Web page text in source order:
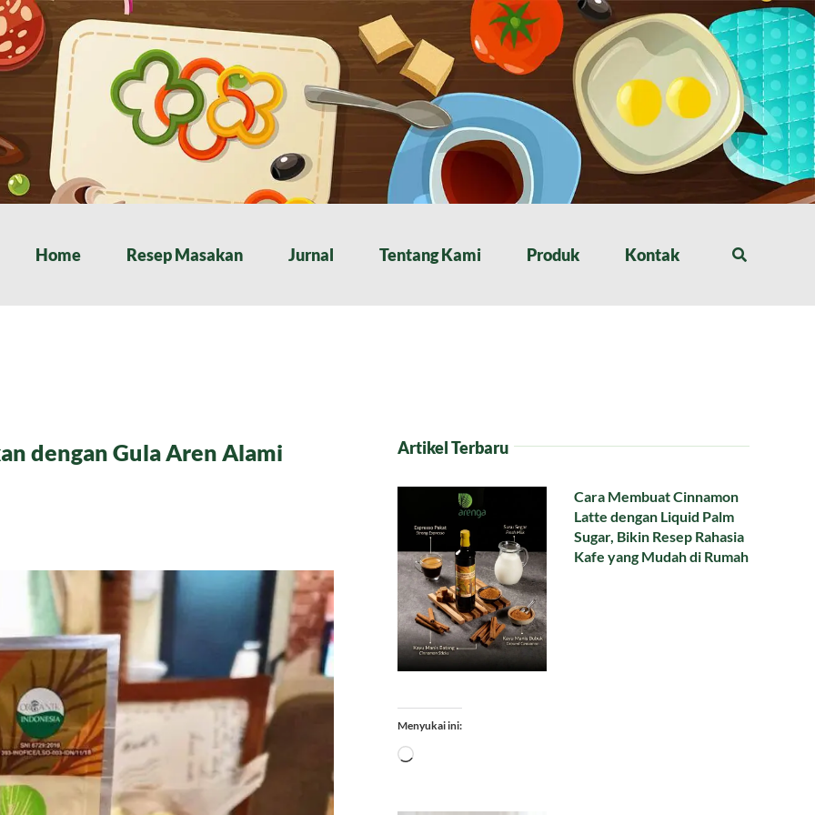
Home Resep Masakan Jurnal Tentang Kami Produk Kontak
dengan Gula Aren Alami Artikel Terbaru
Cara Membuat Cinnamon
Latte dengan Liquid Palm
Sugar, Bikin Resep Rahasia
Kafe yang Mudah di Rumah
Menyukai ini:
Memuat...